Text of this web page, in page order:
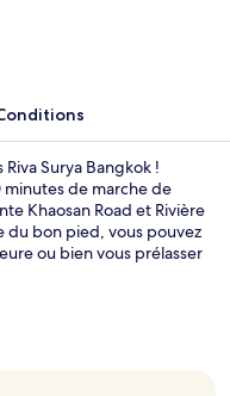
Surya Bangkok !
minutes de marche de
Khaosan Road et Rivière
du bon pied, vous pouvez
ou bien vous prélasser
de Temple Wat Pho. Les
ce qui concerne le